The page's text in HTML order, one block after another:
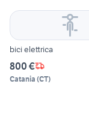
bici elettrica
800 €
Catania (CT)